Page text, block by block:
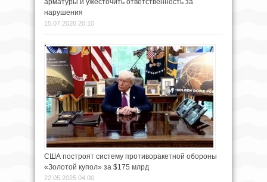
арматуры и ужесточить ответственность за
нарушения
15.07.2026 20:10
США построят систему противоракетной обороны
«Золотой купол» за $175 млрд
22.05.2025 04:00